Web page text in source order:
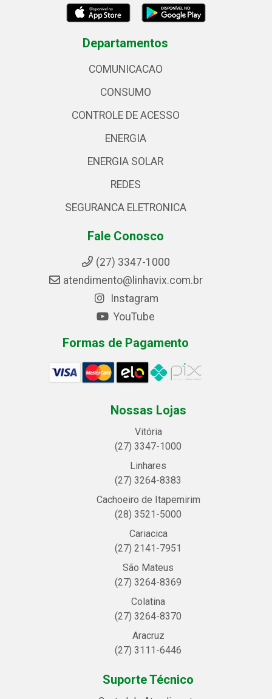
Departamentos
COMUNICACAO
CONSUMO
CONTROLE DE ACESSO
ENERGIA
ENERGIA SOLAR
REDES
SEGURANCA ELETRONICA
Fale Conosco
(27) 3347-1000
atendimento@linhavix.com.br
Instagram
YouTube
Formas de Pagamento
Nossas Lojas
Vitória
(27) 3347-1000
Linhares
(27) 3264-8383
Cachoeiro de Itapemirim
(28) 3521-5000
Cariacica
(27) 2141-7951
São Mateus
(27) 3264-8369
Colatina
(27) 3264-8370
Aracruz
(27) 3111-6446
Suporte Técnico